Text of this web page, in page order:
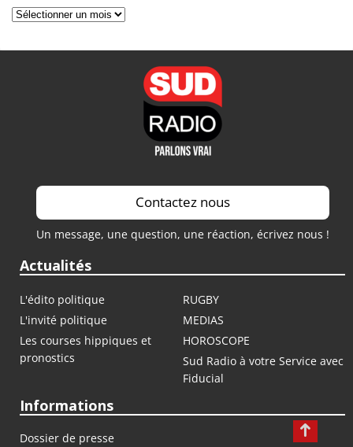
Archives
Contactez nous
Un message, une question, une réaction, écrivez nous !
Actualités
L'édito politique
RUGBY
L'invité politique
MEDIAS
Les courses hippiques et
pronostics
HOROSCOPE
Sud Radio à votre Service avec
Fiducial
Informations
Dossier de presse